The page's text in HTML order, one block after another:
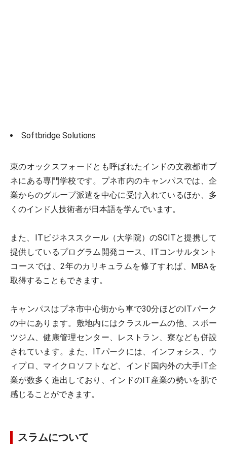
Softbridge Solutions
東のオックスフォードとも呼ばれたインドの文教都市プ
ネにある専門学校です。プネ市内のキャンパスでは、企
業からのグループ派遣を中心に受け入れているほか、多
くのインド人技術者が日本語を学んでいます。
また、ITビジネススクール（大学院）のSCITと提携して
提供しているプログラム開発コース、ITコンサルタント
コースでは、2年のカリキュラムを修了すれば、MBAを
取得することもできます。
キャンパスはプネ市中心街から車で30分ほどのITパーク
の中にあります。敷地内にはクラスルームの他、スポー
ツジム、健康管理センター、レストラン、寮なども併設
されています。また、ITパークには、インフォシス、ウ
ィプロ、マイクロソフトなど、インド国内外の大手IT企
業が数多く進出しており、インドのIT産業の勢いを肌で
感じることができます。
スラムについて